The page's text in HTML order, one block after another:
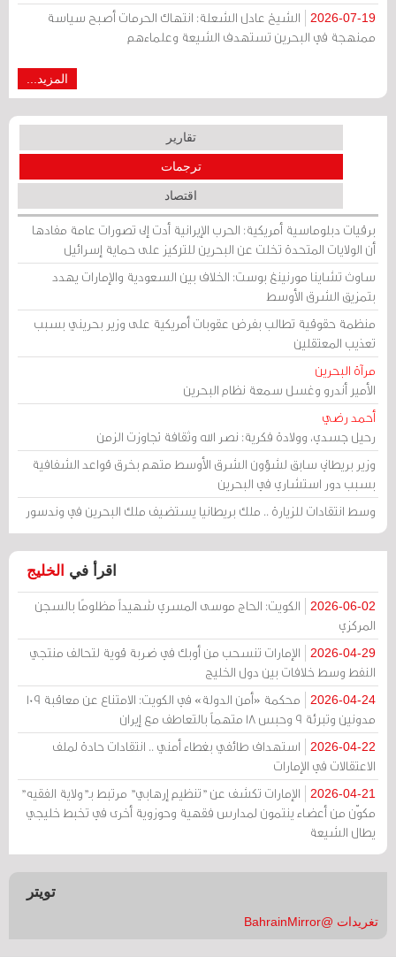
2026-07-19
الشيخ عادل الشعلة: انتهاك الحرمات أصبح سياسة
ممنهجة في البحرين تستهدف الشيعة وعلماءهم
المزيد...
تقارير
ترجمات
اقتصاد
برقيات دبلوماسية أمريكية: الحرب الإيرانية أدت إلى تصورات عامة مفادها
أن الولايات المتحدة تخلت عن البحرين للتركيز على حماية إسرائيل
ساوث تشاينا مورنينغ بوست: الخلاف بين السعودية والإمارات يهدد
بتمزيق الشرق الأوسط
منظمة حقوقية تطالب بفرض عقوبات أمريكية على وزير بحريني بسبب
تعذيب المعتقلين
مرآة البحرين
الأمير أندرو وغسل سمعة نظام البحرين
أحمد رضي
رحيل جسدي، وولادة فكرية: نصر الله وثقافة تجاوزت الزمن
وزير بريطاني سابق لشؤون الشرق الأوسط متهم بخرق قواعد الشفافية
بسبب دور استشاري في البحرين
وسط انتقادات للزيارة .. ملك بريطانيا يستضيف ملك البحرين في وندسور
اقرأ في الخليج
2026-06-02
الكويت: الحاج موسى المسري شهيداً مظلومًا بالسجن
المركزي
2026-04-29
الإمارات تنسحب من أوبك في ضربة قوية لتحالف منتجي
النفط وسط خلافات بين دول الخليج
2026-04-24
محكمة «أمن الدولة» في الكويت: الامتناع عن معاقبة 109
مدونين وتبرئة 9 وحبس 18 متهماً بالتعاطف مع إيران
2026-04-22
استهداف طائفي بغطاء أمني .. انتقادات حادة لملف
الاعتقالات في الإمارات
2026-04-21
الإمارات تكشف عن "تنظيم إرهابي" مرتبط بـ"ولاية الفقيه"
مكوّن من أعضاء ينتمون لمدارس فقهية وحوزوية أخرى في تخبط خليجي
يطال الشيعة
تويتر
تغريدات @BahrainMirror